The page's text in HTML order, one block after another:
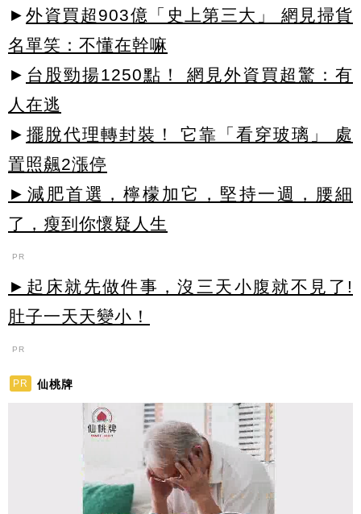
► 外資買超903億「史上第三大」 網見掃貨
名單笑：不懂在幹嘛
► 台股勁揚1250點！ 網見外資買超驚：有
人在逃
► 擺脫代理轉封裝！ 它靠「看穿玻璃」 處
置照飆2漲停
►減肥首選，檸檬加它，堅持一週，腰細
了，瘦到你懷疑人生
PR
►起床就先做件事，沒三天小腹就不見了!
肚子一天天變小！
PR
PR 仙桃牌